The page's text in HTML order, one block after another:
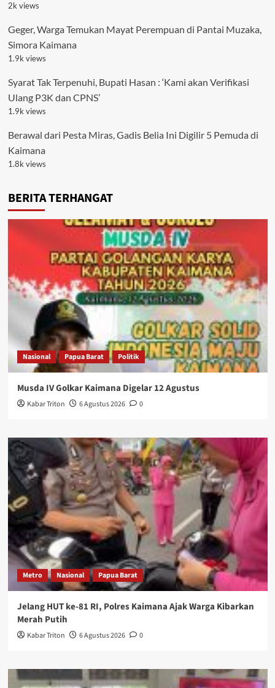
2k views
Geger, Warga Temukan Mayat Perempuan di Pantai Muzaka,
Simora Kaimana
1.9k views
Syarat Tak Terpenuhi, Bupati Hasan : ‘Kami akan Verifikasi
Ulang P3K dan CPNS’
1.9k views
Berawal dari Pesta Miras, Gadis Belia Ini Digilir 5 Pemuda di
Kaimana
1.8k views
BERITA TERHANGAT
Nasional Papua Barat Politik
Musda IV Golkar Kaimana Digelar 12 Agustus
Kabar Triton 6 Agustus 2026 0
Metro Nasional Papua Barat
Jelang HUT ke-81 RI, Polres Kaimana Ajak Warga Kibarkan
Merah Putih
Kabar Triton 6 Agustus 2026 0